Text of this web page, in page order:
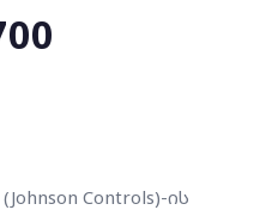
Controls)-ის